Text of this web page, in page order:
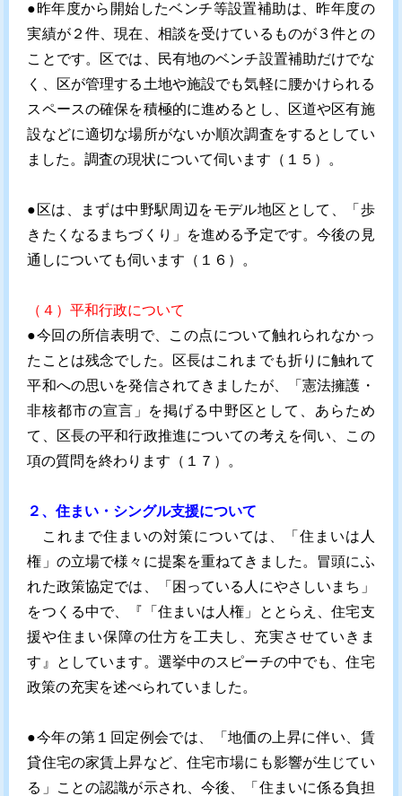
●昨年度から開始したベンチ等設置補助は、昨年度の
実績が２件、現在、相談を受けているものが３件との
ことです。区では、民有地のベンチ設置補助だけでな
く、区が管理する土地や施設でも気軽に腰かけられる
スペースの確保を積極的に進めるとし、区道や区有施
設などに適切な場所がないか順次調査をするとしてい
ました。調査の現状について伺います（１５）。
●区は、まずは中野駅周辺をモデル地区として、「歩
きたくなるまちづくり」を進める予定です。今後の見
通しについても伺います（１６）。
（４）平和行政について
●今回の所信表明で、この点について触れられなかっ
たことは残念でした。区長はこれまでも折りに触れて
平和への思いを発信されてきましたが、「憲法擁護・
非核都市の宣言」を掲げる中野区として、あらため
て、区長の平和行政推進についての考えを伺い、この
項の質問を終わります（１７）。
２、住まい・シングル支援について
これまで住まいの対策については、「住まいは人
権」の立場で様々に提案を重ねてきました。冒頭にふ
れた政策協定では、「困っている人にやさしいまち」
をつくる中で、『「住まいは人権」ととらえ、住宅支
援や住まい保障の仕方を工夫し、充実させていきま
す』としています。選挙中のスピーチの中でも、住宅
政策の充実を述べられていました。
●今年の第１回定例会では、「地価の上昇に伴い、賃
貸住宅の家賃上昇など、住宅市場にも影響が生じてい
る」ことの認識が示され、今後、「住まいに係る負担